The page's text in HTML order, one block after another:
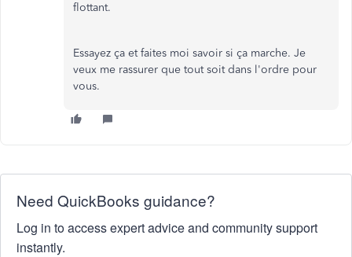
flottant.
Essayez ça et faites moi savoir si ça marche. Je
veux me rassurer que tout soit dans l'ordre pour
vous.
Need QuickBooks guidance?
Log in to access expert advice and community support
instantly.